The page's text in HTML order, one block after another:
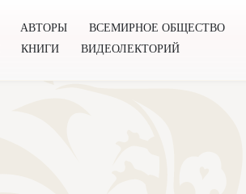
АВТОРЫ ВСЕМИРНОЕ ОБЩЕСТВО
КНИГИ ВИДЕОЛЕКТОРИЙ